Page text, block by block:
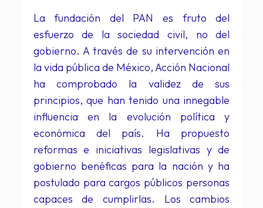
La fundación del PAN es fruto del
esfuerzo de la sociedad civil, no del
gobierno. A través de su intervención en
la vida pública de México, Acción Nacional
ha comprobado la validez de sus
principios, que han tenido una innegable
influencia en la evolución política y
económica del país. Ha propuesto
reformas e iniciativas legislativas y de
gobierno benéficas para la nación y ha
postulado para cargos públicos personas
capaces de cumplirlas. Los cambios